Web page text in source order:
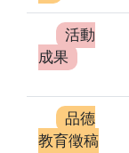
活動
成果
品德
教育徵稿